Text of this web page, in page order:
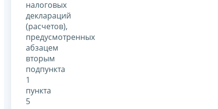
налоговых
деклараций
(расчетов),
предусмотренных
абзацем
вторым
подпункта
1
пункта
5